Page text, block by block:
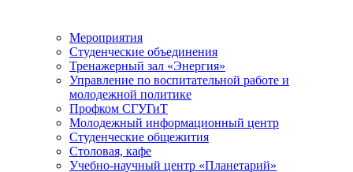
Мероприятия
Студенческие объединения
Тренажерный зал «Энергия»
Управление по воспитательной работе и
молодежной политике
Профком СГУГиТ
Молодежный информационный центр
Студенческие общежития
Столовая, кафе
Учебно-научный центр «Планетарий»